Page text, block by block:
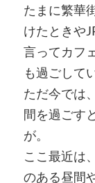
たまに繁華
けたときや
言ってカフ
も過ごして
ただ今では
間を過ごす
が。
ここ最近は
のある昼間